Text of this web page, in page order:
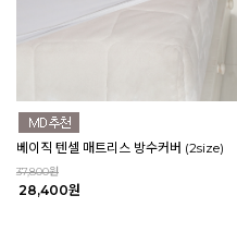
베이직 텐셀 매트리스 방수커버 (2size)
37,800원
28,400원